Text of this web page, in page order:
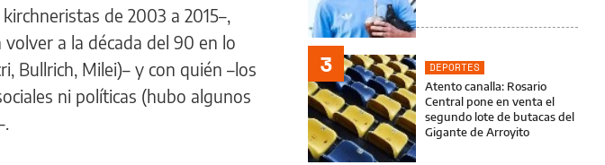
de 2003 a 2015–,
a la década del 90 en lo
Bullrich, Milei)– y con quién –los
ni políticas (hubo algunos
3
DEPORTES
Atento canalla: Rosario
Central pone en venta el
segundo lote de butacas del
Gigante de Arroyito